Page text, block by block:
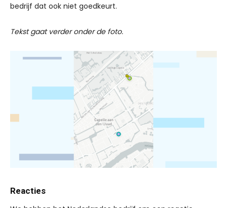
bedrijf dat ook niet goedkeurt.
Tekst gaat verder onder de foto.
Reacties